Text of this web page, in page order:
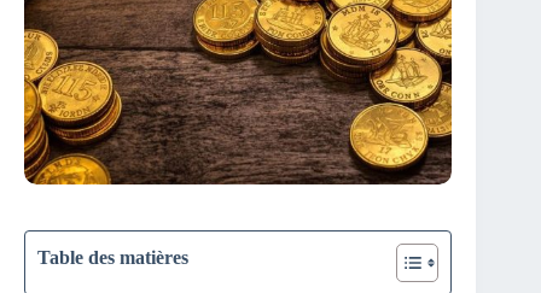
Table des matières